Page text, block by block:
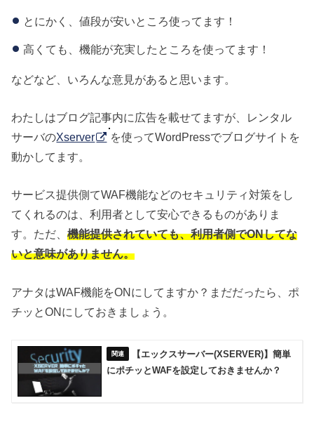
とにかく、値段が安いところ使ってます！
高くても、機能が充実したところを使ってます！
などなど、いろんな意見があると思います。
わたしはブログ記事内に広告を載せてますが、レンタル
サーバのXserver
を使ってWordPressでブログサイトを
動かしてます。
サービス提供側てWAF機能などのセキュリティ対策をし
てくれるのは、利用者として安心できるものがありま
す。ただ、機能提供されていても、利用者側でONしてな
いと意味がありません。
アナタはWAF機能をONにしてますか？まだだったら、ポ
チッとONにしておきましょう。
【エックスサーバー(XSERVER)】簡単
にポチッとWAFを設定しておきませんか？